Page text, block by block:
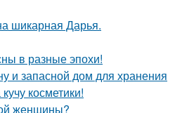
шикарная Дарья.
в разные эпохи!
и запасной дом для хранения
косметики!
женщины?